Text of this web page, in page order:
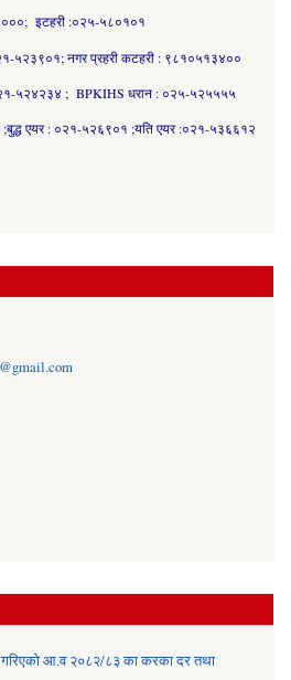
इटहरी :०२५-५८०१०१
५२३९०१; नगर प्रहरी कटहरी : ९८१०५१३४००
५२४२३४ ; BPKIHS धरान : ०२५-५२५५५५
एयर : ०२१-५२६९०१ ;यति एयर :०२१-५३६६१२
गरिएको आ.व २०८२/८३ का करका दर तथा